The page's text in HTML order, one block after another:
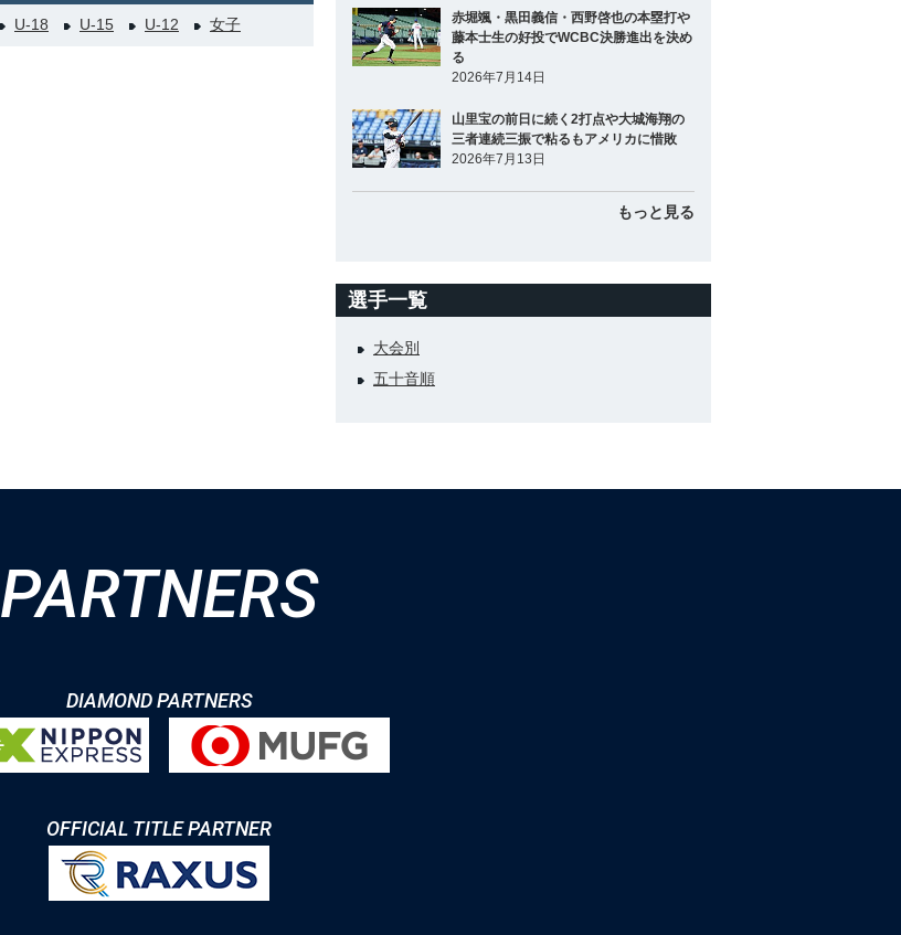
U-18 U-15 U-12 女子
赤堀颯・黒田義信・西野啓也の本塁打や
藤本士生の好投でWCBC決勝進出を決め
る
2026年7月14日
山里宝の前日に続く2打点や大城海翔の
三者連続三振で粘るもアメリカに惜敗
2026年7月13日
もっと見る
選手一覧
大会別
五十音順
PARTNERS
DIAMOND PARTNERS
OFFICIAL TITLE PARTNER